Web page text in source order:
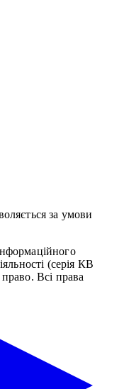
за умови
(серія КВ
Всі права